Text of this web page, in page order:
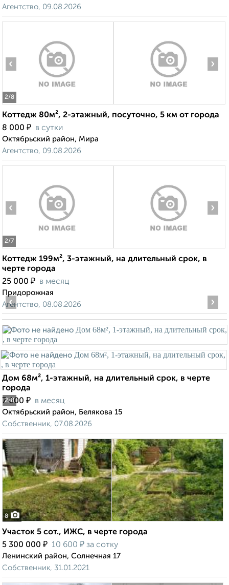
Агентство, 09.08.2026
2/8
‹ ›
Коттедж 80м², 2-этажный, посуточно, 5 км от города
8 000 ₽ в сутки
Октябрьский район, Мира
Агентство, 09.08.2026
2/7
‹ ›
Коттедж 199м², 3-этажный, на длительный срок, в
черте города
25 000 ₽ в месяц
Придорожная
Агентство, 08.08.2026
2/8
‹ ›
Дом 68м², 1-этажный, на длительный срок, в черте
города
7 000 ₽ в месяц
Октябрьский район, Белякова 15
Собственник, 07.08.2026
8
Участок 5 сот., ИЖС, в черте города
5 300 000 ₽ 10 600 ₽ за сотку
Ленинский район, Солнечная 17
Собственник, 31.01.2021